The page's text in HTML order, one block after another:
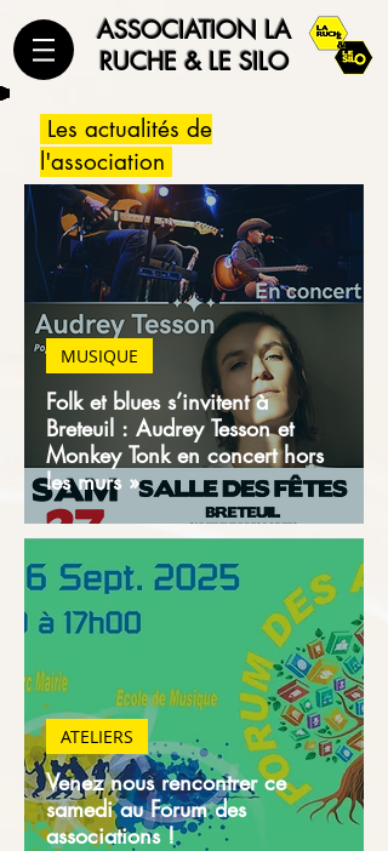
ASSOCIATION LA
RUCHE & LE SILO
Les actualités de
l'association
Folk et blues s’invitent à
Breteuil : Audrey Tesson et
Monkey Tonk en concert hors
les murs »
MUSIQUE
Venez nous rencontrer ce
samedi au Forum des
associations !
ATELIERS